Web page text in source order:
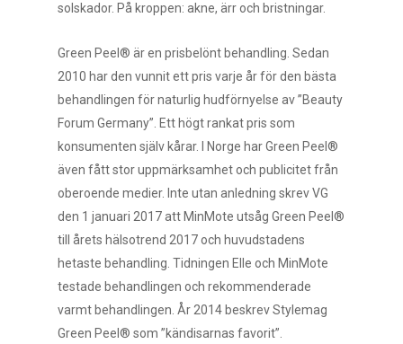
solskador. På kroppen: akne, ärr och bristningar.
Green Peel® är en prisbelönt behandling. Sedan
2010 har den vunnit ett pris varje år för den bästa
behandlingen för naturlig hudförnyelse av ”Beauty
Forum Germany”. Ett högt rankat pris som
konsumenten själv kårar. I Norge har Green Peel®
även fått stor uppmärksamhet och publicitet från
oberoende medier. Inte utan anledning skrev VG
den 1 januari 2017 att MinMote utsåg Green Peel®
till årets hälsotrend 2017 och huvudstadens
hetaste behandling. Tidningen Elle och MinMote
testade behandlingen och rekommenderade
varmt behandlingen. År 2014 beskrev Stylemag
Green Peel® som ”kändisarnas favorit”.